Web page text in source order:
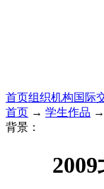
首页组织机构国际
首页 → 学生作品 →
背景：